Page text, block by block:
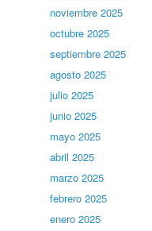
noviembre 2025
octubre 2025
septiembre 2025
agosto 2025
julio 2025
junio 2025
mayo 2025
abril 2025
marzo 2025
febrero 2025
enero 2025